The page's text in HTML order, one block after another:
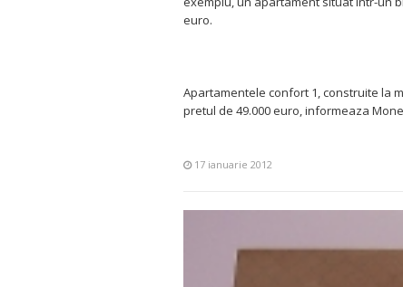
euro.
Apartamentele confort 1, construite la
pretul de 49.000 euro, informeaza
17 ianuarie 2012